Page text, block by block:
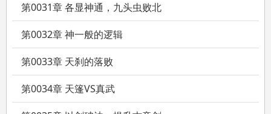
第0031章 各显神通，九头虫败北
第0032章 神一般的逻辑
第0033章 天刹的落败
第0034章 天篷VS真武